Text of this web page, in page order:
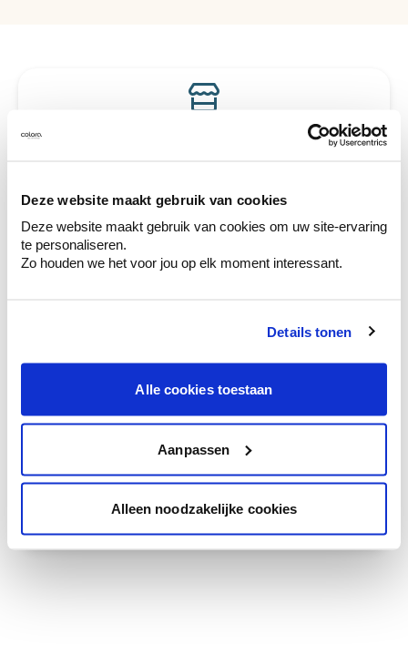
Deze website maakt gebruik van cookies
Deze website maakt gebruik van cookies om uw site-ervaring
te personaliseren.
Zo houden we het voor jou op elk moment interessant.
Details tonen
Alle cookies toestaan
Aanpassen
Alleen noodzakelijke cookies
Ontdek er kleurechte stalen van je
Bekijk er de bijhorende tinten om je kleur
Krijg persoonlijk advies om kleuren te
combineren.
Ga samen met de kleuradviseur door je
Krijg kleuradvies op basis van de lichtinval
en je meubels.
van je muren.